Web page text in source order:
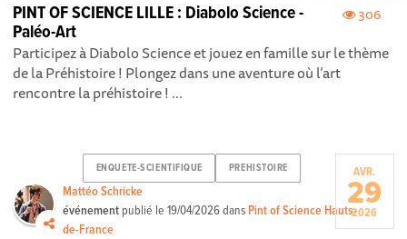
306
PINT OF SCIENCE LILLE : Diabolo Science -
Paléo-Art
Participez à Diabolo Science et jouez en famille sur le thème
de la Préhistoire ! Plongez dans une aventure où l’art
rencontre la préhistoire ! ...
ENQUETE-SCIENTIFIQUE PREHISTOIRE
Mattéo Schricke
événement publié le19/04/2026dans Pint of Science Hauts-
de-France
AVR.
29
2026